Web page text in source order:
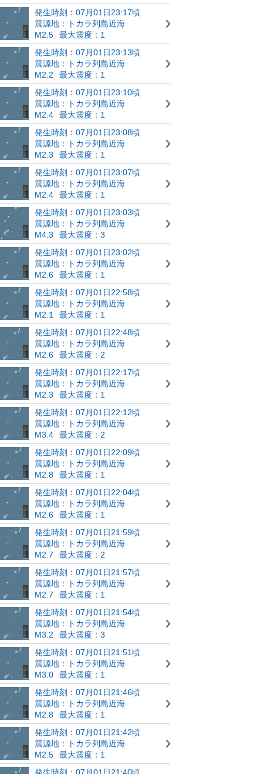
発生時刻：07月01日23:17頃
震源地：トカラ列島近海
M2.5
最大震度：1
発生時刻：07月01日23:13頃
震源地：トカラ列島近海
M2.2
最大震度：1
発生時刻：07月01日23:10頃
震源地：トカラ列島近海
M2.4
最大震度：1
発生時刻：07月01日23:08頃
震源地：トカラ列島近海
M2.3
最大震度：1
発生時刻：07月01日23:07頃
震源地：トカラ列島近海
M2.4
最大震度：1
発生時刻：07月01日23:03頃
震源地：トカラ列島近海
M4.3
最大震度：3
発生時刻：07月01日23:02頃
震源地：トカラ列島近海
M2.6
最大震度：1
発生時刻：07月01日22:58頃
震源地：トカラ列島近海
M2.1
最大震度：1
発生時刻：07月01日22:48頃
震源地：トカラ列島近海
M2.6
最大震度：2
発生時刻：07月01日22:17頃
震源地：トカラ列島近海
M2.3
最大震度：1
発生時刻：07月01日22:12頃
震源地：トカラ列島近海
M3.4
最大震度：2
発生時刻：07月01日22:09頃
震源地：トカラ列島近海
M2.8
最大震度：1
発生時刻：07月01日22:04頃
震源地：トカラ列島近海
M2.6
最大震度：1
発生時刻：07月01日21:59頃
震源地：トカラ列島近海
M2.7
最大震度：2
発生時刻：07月01日21:57頃
震源地：トカラ列島近海
M2.7
最大震度：1
発生時刻：07月01日21:54頃
震源地：トカラ列島近海
M3.2
最大震度：3
発生時刻：07月01日21:51頃
震源地：トカラ列島近海
M3.0
最大震度：1
発生時刻：07月01日21:46頃
震源地：トカラ列島近海
M2.8
最大震度：1
発生時刻：07月01日21:42頃
震源地：トカラ列島近海
M2.5
最大震度：1
発生時刻：07月01日21:40頃